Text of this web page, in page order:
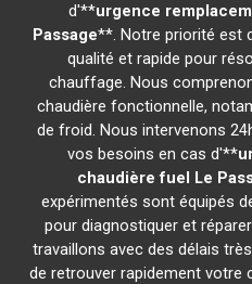
d'**urgence
Passage**. Notre priorité est
qualité et rapide pour
chauffage. Nous
chaudière fonctionnelle,
de froid. Nous intervenons
vos besoins en cas d'**
chaudière fuel Le
expérimentés sont équipés
pour diagnostiquer et
travaillons avec des délais
de retrouver rapidement